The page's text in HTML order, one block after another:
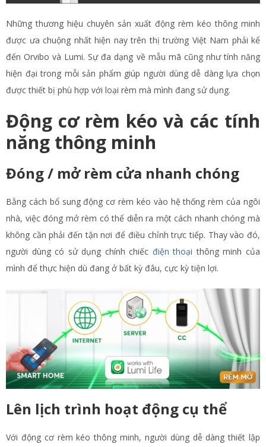
Những thương hiệu chuyên sản xuất động rèm kéo thông minh
được ưa chuộng nhất hiện nay trên thị trường Việt Nam phải kể
đến Orvibo và Lumi. Sự đa dạng về mẫu mã cũng như tính năng
hiện đại trong mỗi sản phẩm giúp người dùng dễ dàng lựa chọn
được thiết bị phù hợp với loại rèm mà mình đang sử dụng.
Động cơ rèm kéo và các tính
năng thông minh
Đóng / mở rèm cửa nhanh chóng
Bằng cách bổ sung động cơ rèm kéo vào hệ thống rèm của ngôi
nhà, việc đóng mở rèm có thể diễn ra một cách nhanh chóng mà
không cần phải đến tận nơi để điều chỉnh trực tiếp. Thay vào đó,
người dùng có sử dụng chính chiếc điện thoại thông minh của
mình để thực hiện dù đang ở bất kỳ đâu, cực kỳ tiện lợi.
Lên lịch trình hoạt động cụ thể
Với động cơ rèm kéo thông minh, người dùng dễ dàng thiết lập